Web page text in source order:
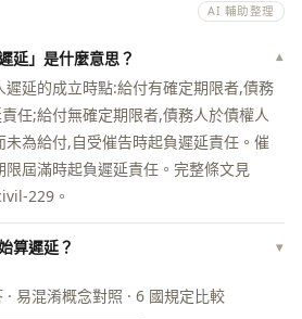
AI 輔助整理
延」是什麼意思？ ▾
延的成立時點:給付有確定期限者,債務
任;給付無確定期限者,債務人於債權人
為給付,自受催告時起負遲延責任。催
屆滿時起負遲延責任。完整條文見
229。
算遲延？ ▾
易混淆概念對照 · 6 國規定比較